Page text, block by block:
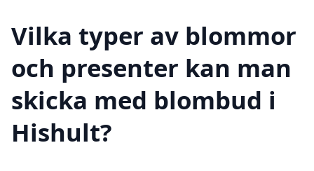
Vilka typer av blommor
och presenter kan man
skicka med blombud i
Hishult?